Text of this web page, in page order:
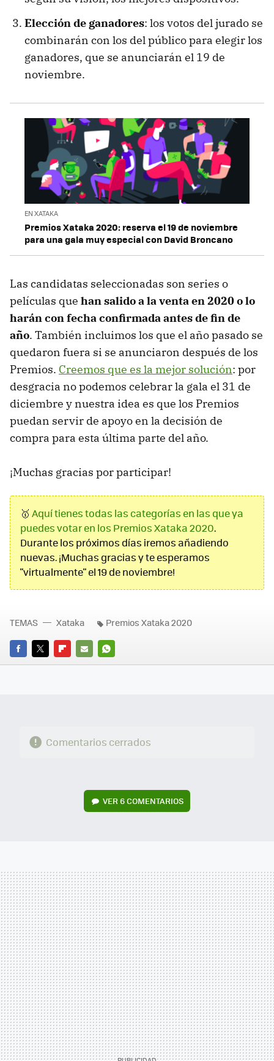
Elección de ganadores: los votos del jurado se
combinarán con los del público para elegir los
ganadores, que se anunciarán el 19 de
noviembre.
EN XATAKA
Premios Xataka 2020: reserva el 19 de noviembre
para una gala muy especial con David Broncano
Las candidatas seleccionadas son series o
películas que han salido a la venta en 2020 o lo
harán con fecha confirmada antes de fin de
año. También incluimos los que el año pasado se
quedaron fuera si se anunciaron después de los
Premios. Creemos que es la mejor solución: por
desgracia no podemos celebrar la gala el 31 de
diciembre y nuestra idea es que los Premios
puedan servir de apoyo en la decisión de
compra para esta última parte del año.
¡Muchas gracias por participar!
🥇 Aquí tienes todas las categorías en las que ya
puedes votar en los Premios Xataka 2020.
Durante los próximos días iremos añadiendo
nuevas. ¡Muchas gracias y te esperamos
"virtualmente" el 19 de noviembre!
FACEBOOK
TWITTERFLIPBOARD
E-
WHATSAPP
TEMAS Xataka Premios Xataka 2020
Comentarios cerrados
VER 6 COMENTARIOS